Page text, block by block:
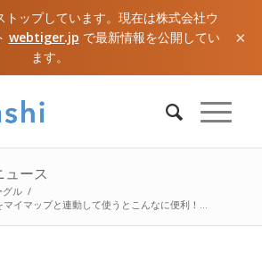
トップしています。現在は株式会社ウ
webtiger.jp で最新情報を公開してい
ます。
×
ュース
グル /
イマップと連動して使うとこんなに便利！...